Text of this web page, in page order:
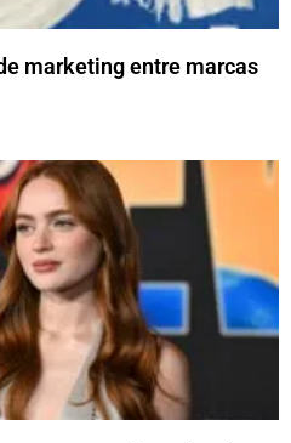
marketing entre marcas